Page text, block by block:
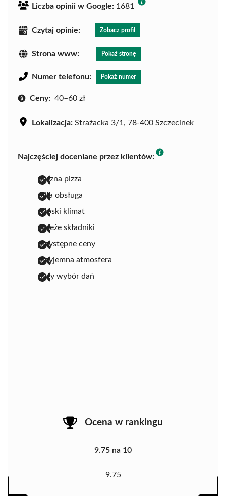
Liczba opinii w Google: 1681
Czytaj opinie: Zobacz profil
Strona www: Pokaż stronę
Numer telefonu: Pokaż numer
Ceny: 40–60 zł
Lokalizacja: Strażacka 3/1, 78-400 Szczecinek
Najczęściej doceniane przez klientów:
pyszna pizza
miła obsługa
włoski klimat
świeże składniki
przystępne ceny
przyjemna atmosfera
duży wybór dań
Ocena w rankingu
9.75 na 10
9.75